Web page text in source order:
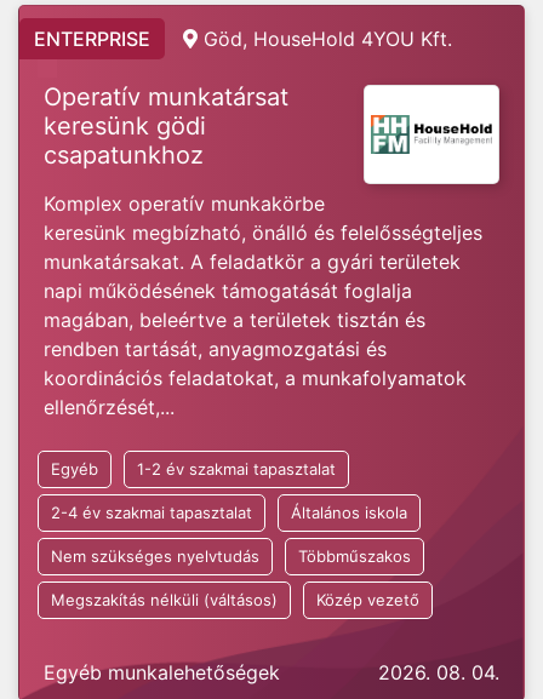
ENTERPRISE Göd, HouseHold 4YOU Kft.
Operatív munkatársat
keresünk gödi
csapatunkhoz
Komplex operatív munkakörbe
keresünk megbízható, önálló és felelősségteljes
munkatársakat. A feladatkör a gyári területek
napi működésének támogatását foglalja
magában, beleértve a területek tisztán és
rendben tartását, anyagmozgatási és
koordinációs feladatokat, a munkafolyamatok
ellenőrzését,...
Egyéb 1-2 év szakmai tapasztalat
2-4 év szakmai tapasztalat Általános iskola
Nem szükséges nyelvtudás Többműszakos
Megszakítás nélküli (váltásos) Közép vezető
Egyéb munkalehetőségek 2026. 08. 04.